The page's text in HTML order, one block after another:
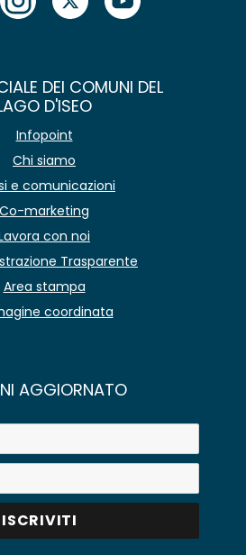
DEI COMUNI DEL
D'ISEO
Infopoint
Chi siamo
e comunicazioni
Co-marketing
con noi
Trasparente
Area stampa
coordinata
AGGIORNATO